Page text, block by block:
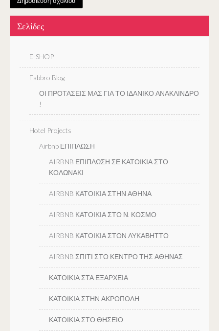
Σελίδες
E-SHOP
Fabbro Blog
ΟΙ ΠΡΟΤΑΣΕΙΣ ΜΑΣ ΓΙΑ ΤΟ ΙΔΑΝΙΚΟ ΑΝΑΚΛΙΝΔΡΟ
!
Hotel Projects
Airbnb ΕΠΙΠΛΩΣΗ
AIRBNB ΕΠΙΠΛΩΣΗ ΣΕ ΚΑΤΟΙΚΙΑ ΣΤΟ
ΚΟΛΩΝΑΚΙ
AIRBNB ΚΑΤΟΙΚΙΑ ΣΤΗΝ ΑΘΗΝΑ
AIRBNB ΚΑΤΟΙΚΙΑ ΣΤΟ Ν. ΚΟΣΜΟ
AIRBNB ΚΑΤΟΙΚΙΑ ΣΤΟΝ ΛΥΚΑΒΗΤΤΟ
AIRBNB ΣΠΙΤΙ ΣΤΟ ΚΕΝΤΡΟ ΤΗΣ ΑΘΗΝΑΣ
ΚΑΤΟΙΚΙΑ ΣΤΑ ΕΞΑΡΧΕΙΑ
ΚΑΤΟΙΚΙΑ ΣΤΗΝ ΑΚΡΟΠΟΛΗ
ΚΑΤΟΙΚΙΑ ΣΤΟ ΘΗΣΕΙΟ